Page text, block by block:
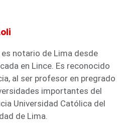
notario de Lima desde
en Lince. Es reconocido
al ser profesor en pregrado
importantes del
Universidad Católica del
de Lima.